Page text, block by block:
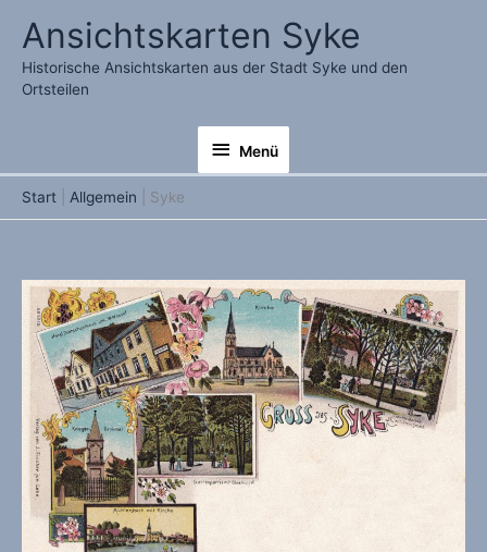
Inhalt
springen
Ansichtskarten Syke
Historische Ansichtskarten aus der Stadt Syke und den
Ortsteilen
Menü
Menü
Start Allgemein Syke